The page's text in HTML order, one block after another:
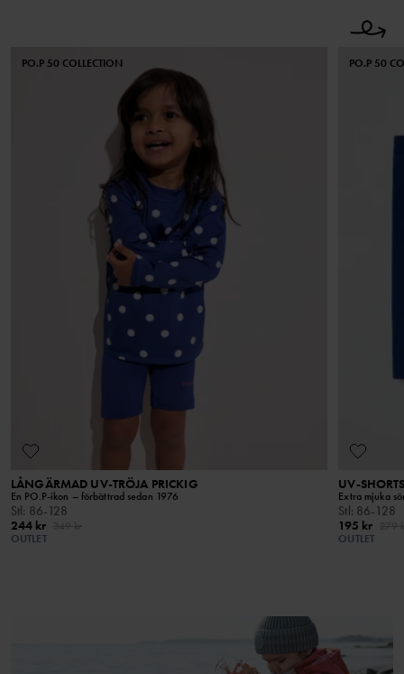
PO.P 50 COLLECTION
LÅNGÄRMAD UV-TRÖJA PRICKIG
En PO.P-ikon – förbättrad sedan 1976
Stl: 86-128
244 kr
OUTLET
PO.P 50
UV-
Extra mjuka
Stl: 86-128
195 kr
OUTLET